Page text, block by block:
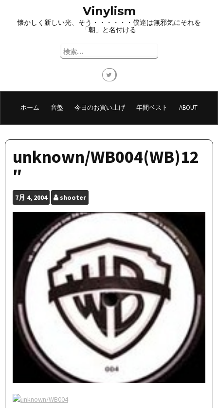
プ
Vinylism
懐かしく新しい光、そう・・・・・・僕達は無邪気にそれを
「朝」と名付ける
検
索:
ホーム 音盤 今日のお買い上げ 年間ベスト ABOUT
unknown/WB004(WB)12
″
7月 4, 2004 shooter